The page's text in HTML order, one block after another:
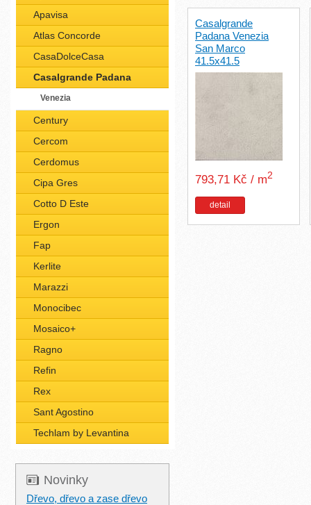
Apavisa
Atlas Concorde
CasaDolceCasa
Casalgrande Padana
Venezia
Century
Cercom
Cerdomus
Cipa Gres
Cotto D Este
Ergon
Fap
Kerlite
Marazzi
Monocibec
Mosaico+
Ragno
Refin
Rex
Sant Agostino
Techlam by Levantina
Novinky
Dřevo, dřevo a zase dřevo
Casalgrande
Padana Venezia
San Marco
41.5x41.5
793,71 Kč / m2
detail